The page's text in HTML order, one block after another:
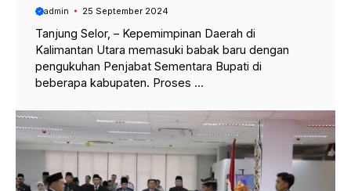
admin 25 September 2024
Tanjung Selor, – Kepemimpinan Daerah di
Kalimantan Utara memasuki babak baru dengan
pengukuhan Penjabat Sementara Bupati di
beberapa kabupaten. Proses ...